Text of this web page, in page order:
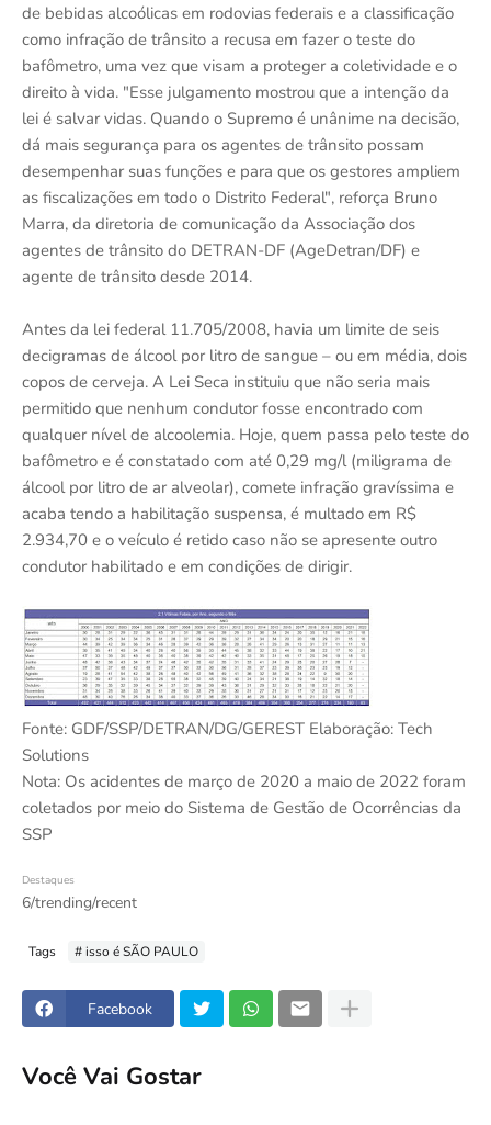
de bebidas alcoólicas em rodovias federais e a classificação
como infração de trânsito a recusa em fazer o teste do
bafômetro, uma vez que visam a proteger a coletividade e o
direito à vida. "Esse julgamento mostrou que a intenção da
lei é salvar vidas. Quando o Supremo é unânime na decisão,
dá mais segurança para os agentes de trânsito possam
desempenhar suas funções e para que os gestores ampliem
as fiscalizações em todo o Distrito Federal", reforça Bruno
Marra, da diretoria de comunicação da Associação dos
agentes de trânsito do DETRAN-DF (AgeDetran/DF) e
agente de trânsito desde 2014.
Antes da lei federal 11.705/2008, havia um limite de seis
decigramas de álcool por litro de sangue – ou em média, dois
copos de cerveja. A Lei Seca instituiu que não seria mais
permitido que nenhum condutor fosse encontrado com
qualquer nível de alcoolemia. Hoje, quem passa pelo teste do
bafômetro e é constatado com até 0,29 mg/l (miligrama de
álcool por litro de ar alveolar), comete infração gravíssima e
acaba tendo a habilitação suspensa, é multado em R$
2.934,70 e o veículo é retido caso não se apresente outro
condutor habilitado e em condições de dirigir.
Fonte: GDF/SSP/DETRAN/DG/GEREST Elaboração: Tech
Solutions
Nota: Os acidentes de março de 2020 a maio de 2022 foram
coletados por meio do Sistema de Gestão de Ocorrências da
SSP
Destaques
6/trending/recent
Tags # isso é SÃO PAULO
Facebook
Você Vai Gostar